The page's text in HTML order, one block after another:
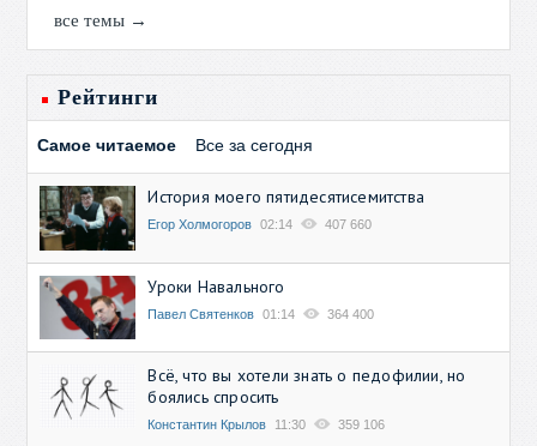
все темы →
Рейтинги
Самое читаемое Все за сегодня
История моего пятидесятисемитства
Егор Холмогоров 02:14 407 660
Уроки Навального
Павел Святенков 01:14 364 400
Всё, что вы хотели знать о педофилии, но
боялись спросить
Константин Крылов 11:30 359 106